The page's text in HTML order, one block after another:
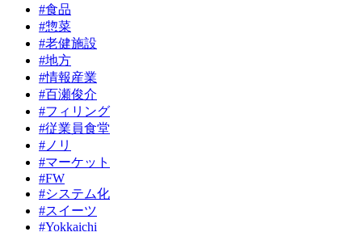
#食品
#惣菜
#老健施設
#地方
#情報産業
#百瀬俊介
#フィリング
#従業員食堂
#ノリ
#マーケット
#FW
#システム化
#スイーツ
#Yokkaichi